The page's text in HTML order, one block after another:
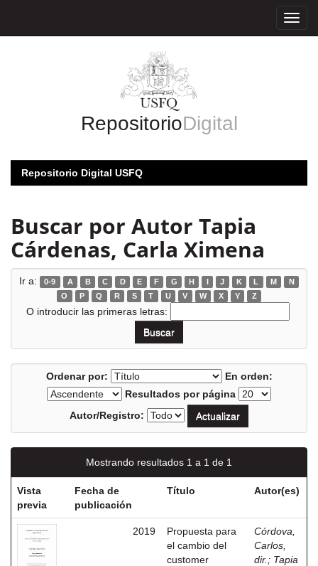
RepositorioDigital
Repositorio Digital USFQ
Buscar por Autor Tapia
Cárdenas, Carla Ximena
Ir a: 0-9 A B C D E F G H I J K L M
N
O
P Q R S T U V W X Y Z
O introducir las primeras letras:
Ordenar por:
En orden:
Resultados por página
Autor/Registro:
Mostrando resultados 1 a 1 de 1
Vista
previa
Fecha de
publicación
Título Autor(es)
2019
Propuesta para
el cambio del
customer
Córdova,
Carlos,
dir. ; Tapia